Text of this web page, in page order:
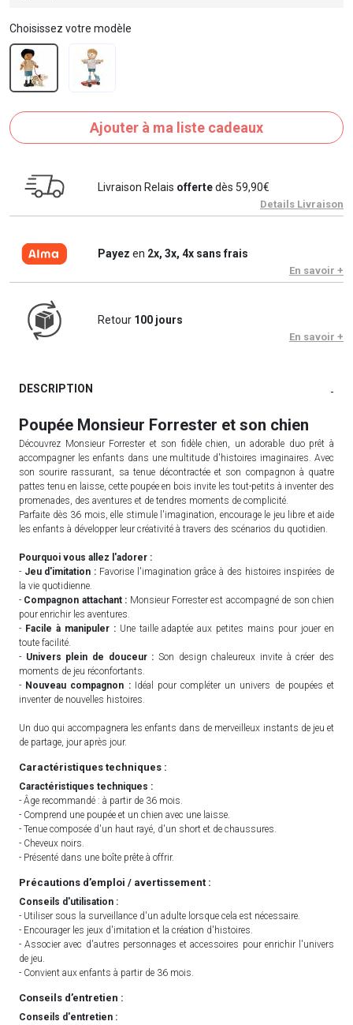
Choisissez votre modèle
Ajouter à ma liste cadeaux
Livraison Relais offertedès 59,90€
Details Livraison
Payez en 2x, 3x, 4x sans frais
En savoir +
Retour 100 jours
En savoir +
DESCRIPTION -
Poupée Monsieur Forrester et son chien
Découvrez Monsieur Forrester et son fidèle chien, un adorable duo prêt à
accompagner les enfants dans une multitude d'histoires imaginaires. Avec
son sourire rassurant, sa tenue décontractée et son compagnon à quatre
pattes tenu en laisse, cette poupée en bois invite les tout-petits à inventer des
promenades, des aventures et de tendres moments de complicité.
Parfaite dès 36 mois, elle stimule l'imagination, encourage le jeu libre et aide
les enfants à développer leur créativité à travers des scénarios du quotidien.
Pourquoi vous allez l'adorer :
- Jeu d'imitation : Favorise l'imagination grâce à des histoires inspirées de
la vie quotidienne.
- Compagnon attachant : Monsieur Forrester est accompagné de son chien
pour enrichir les aventures.
- Facile à manipuler :Une taille adaptée aux petites mains pour jouer en
toute facilité.
- Univers plein de douceur : Son design chaleureux invite à créer des
moments de jeu réconfortants.
- Nouveau compagnon :Idéal pour compléter un univers de poupées et
inventer de nouvelles histoires.
Un duo qui accompagnera les enfants dans de merveilleux instants de jeu et
de partage, jour après jour.
Caractéristiques techniques :
Caractéristiques techniques :
- Âge recommandé : à partir de 36 mois.
- Comprend une poupée et un chien avec une laisse.
- Tenue composée d'un haut rayé, d'un short et de chaussures.
- Cheveux noirs.
- Présenté dans une boîte prête à offrir.
Précautions d’emploi / avertissement :
Conseils d'utilisation :
- Utiliser sous la surveillance d'un adulte lorsque cela est nécessaire.
- Encourager les jeux d'imitation et la création d'histoires.
- Associer avec d'autres personnages et accessoires pour enrichir l'univers
de jeu.
- Convient aux enfants à partir de 36 mois.
Conseils d’entretien :
Conseils d'entretien :